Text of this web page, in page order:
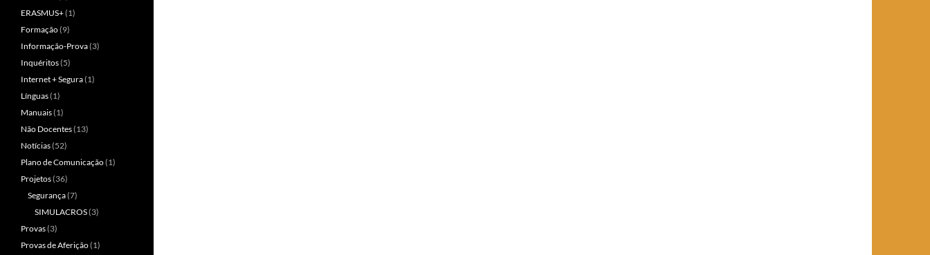
ERASMUS+(1)
Formação(9)
Informação-Prova(3)
Inquéritos(5)
Internet + Segura(1)
Línguas(1)
Manuais(1)
Não Docentes(13)
Notícias(52)
Plano de Comunicação(1)
Projetos(36)
Segurança(7)
SIMULACROS(3)
Provas(3)
Provas de Aferição(1)